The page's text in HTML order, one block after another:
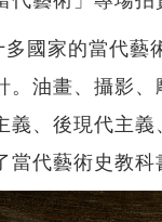
國家的當代
。油畫、攝影
義、後現代主
代藝術史教科